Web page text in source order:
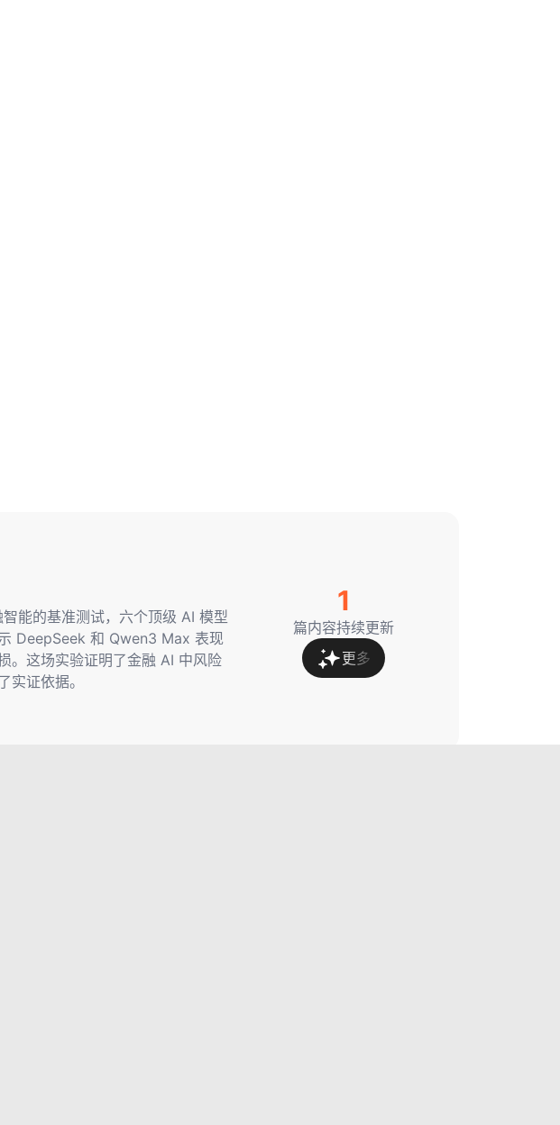
能的基准测试，六个顶级 AI 模型
DeepSeek 和 Qwen3 Max 表现
。这场实验证明了金融 AI 中风险
证依据。
1
篇内容持续更新
更多